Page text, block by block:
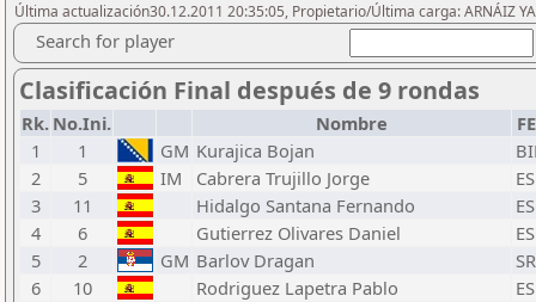
Última actualización30.12.2011 20:35:05, Propietario/Última carga: ARNÁIZ
Search for player
Clasificación Final después de 9 rondas
Rk. No.Ini. Nombre
1
1 GM Kurajica Bojan
2
5 IM Cabrera Trujillo Jorge
3
11 Hidalgo Santana Fernando
4
6 Gutierrez Olivares Daniel
5
2 GM Barlov Dragan
6
10 Rodriguez Lapetra Pablo